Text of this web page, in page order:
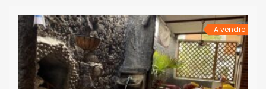
animée, il offre une excellente visibilité et […]
A vendre